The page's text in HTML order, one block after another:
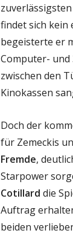
findet sich kein
begeisterte er
Computer-
zwischen den
Kinokassen
Doch der
für Zemeckis
Fremde,
Starpower
Cotillard die
Auftrag
beiden